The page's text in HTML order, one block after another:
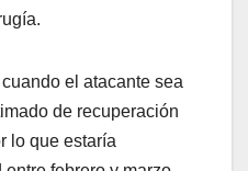
cuando el atacante sea
de recuperación
lo que estaría